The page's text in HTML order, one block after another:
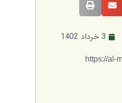
3 خرداد 1402